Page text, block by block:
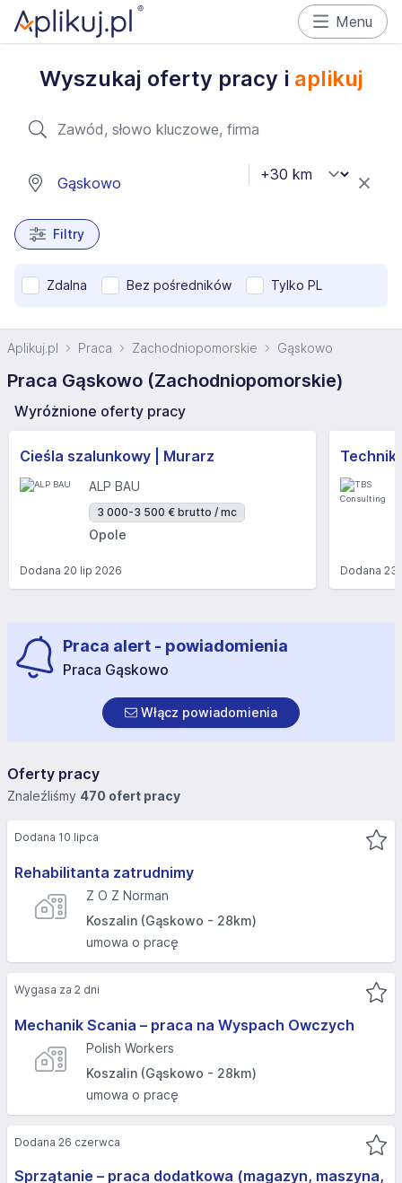
Menu
Wyszukaj oferty pracy i aplikuj
Filtry
Zdalna Bez pośredników Tylko PL
Aplikuj.pl Praca Zachodniopomorskie Gąskowo
Praca Gąskowo (Zachodniopomorskie)
Wyróżnione oferty pracy
Cieśla szalunkowy | Murarz
ALP BAU
3 000-3 500 € brutto / mc
Opole
Dodana 20 lip 2026 Dodana23
Praca alert - powiadomienia
Praca Gąskowo
Włącz powiadomienia
Oferty pracy
Znaleźliśmy 470 ofert pracy
Rehabilitanta zatrudnimy
Z O Z Norman
Koszalin (Gąskowo - 28km)
umowa o pracę
Dodana 10 lipca
Mechanik Scania – praca na Wyspach Owczych
Polish Workers
Koszalin (Gąskowo - 28km)
umowa o pracę
Wygasa za 2 dni
Sprzątanie – praca dodatkowa (magazyn, maszyna,
Dodana 26 czerwca